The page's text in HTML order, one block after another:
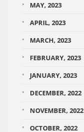
MAY, 2023
APRIL, 2023
MARCH, 2023
FEBRUARY, 2023
JANUARY, 2023
DECEMBER, 2022
NOVEMBER, 2022
OCTOBER, 2022